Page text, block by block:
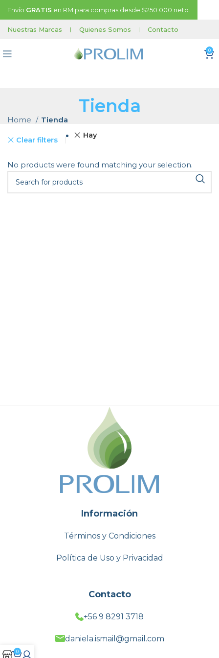
Nuestras Marcas | Quienes Somos | Contacto
0
Tienda
Home Tienda
Clear filters
Hay
No products were found matching your selection.
Información
Términos y Condiciones
Política de Uso y Privacidad
Contacto
+56 9 8291 3718
daniela.ismail@gmail.com
Envío GRATIS en RM para compras desde $250.000 neto.
0